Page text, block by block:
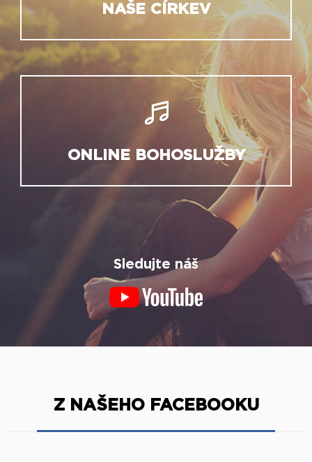
NAŠE CÍRKEV
ONLINE BOHOSLUŽBY
Sledujte náš
Z NAŠEHO FACEBOOKU